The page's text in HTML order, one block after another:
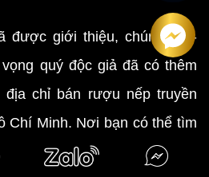
giới thiệu, chúng tôi -
quý độc giả đã có thêm
chỉ bán rượu nếp truyền
Chí Minh. Nơi bạn có thể tìm
nếp truyền thống chất lượng